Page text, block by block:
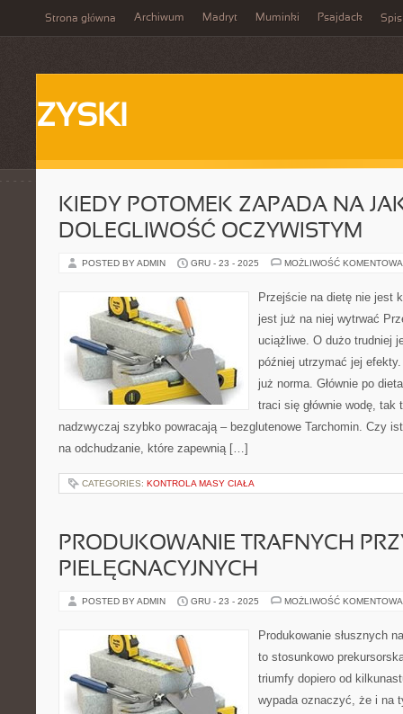
Strona główna Archiwum Madryt Muminki Psajdack Spis
ZYSKI
KIEDY POTOMEK ZAPADA NA
DOLEGLIWOŚĆ OCZYWISTYM
POSTED BY ADMIN GRU - 23 - 2025 MOŻLIWOŚĆ
Przejście na dietę nie jest
jest już na niej wytrwać
uciążliwe. O dużo trudniej
później utrzymać jej
już norma. Głównie po
traci się głównie wodę,
nadzwyczaj szybko powracają – bezglutenowe Tarchomin. Czy
na odchudzanie, które zapewnią […]
CATEGORIES: KONTROLA MASY CIAŁA
PRODUKOWANIE TRAFNYCH
PIELĘGNACYJNYCH
POSTED BY ADMIN GRU - 23 - 2025 MOŻLIWOŚĆ
Produkowanie słusznych
to stosunkowo
triumfy dopiero od
wypada oznaczyć, że i na